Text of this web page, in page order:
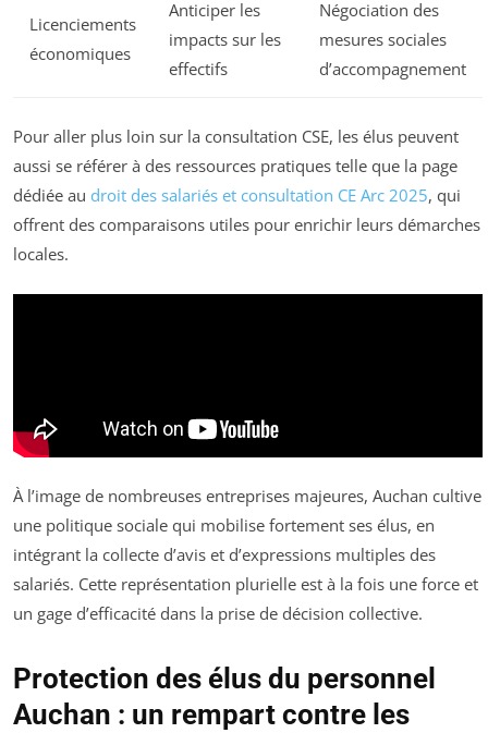
Licenciements
économiques
Anticiper les
impacts sur les
effectifs
Négociation des
mesures sociales
d’accompagnement
Pour aller plus loin sur la consultation CSE, les élus peuvent
aussi se référer à des ressources pratiques telle que la page
dédiée au droit des salariés et consultation CE Arc 2025, qui
offrent des comparaisons utiles pour enrichir leurs démarches
locales.
À l’image de nombreuses entreprises majeures, Auchan cultive
une politique sociale qui mobilise fortement ses élus, en
intégrant la collecte d’avis et d’expressions multiples des
salariés. Cette représentation plurielle est à la fois une force et
un gage d’efficacité dans la prise de décision collective.
Protection des élus du personnel
Auchan : un rempart contre les